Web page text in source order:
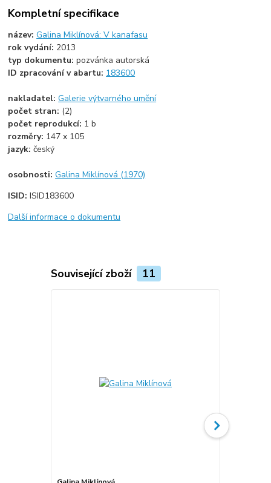
Kompletní specifikace
název:Galina Miklínová: V kanafasu
rok vydání: 2013
typ dokumentu:pozvánka autorská
ID zpracování v abartu: 183600
nakladatel:Galerie výtvarného umění
počet stran: (2)
počet reprodukcí: 1 b
rozměry: 147 x 105
jazyk:český
osobnosti:Galina Miklínová (1970)
ISID:ISID183600
Další informace o dokumentu
Související zboží 11